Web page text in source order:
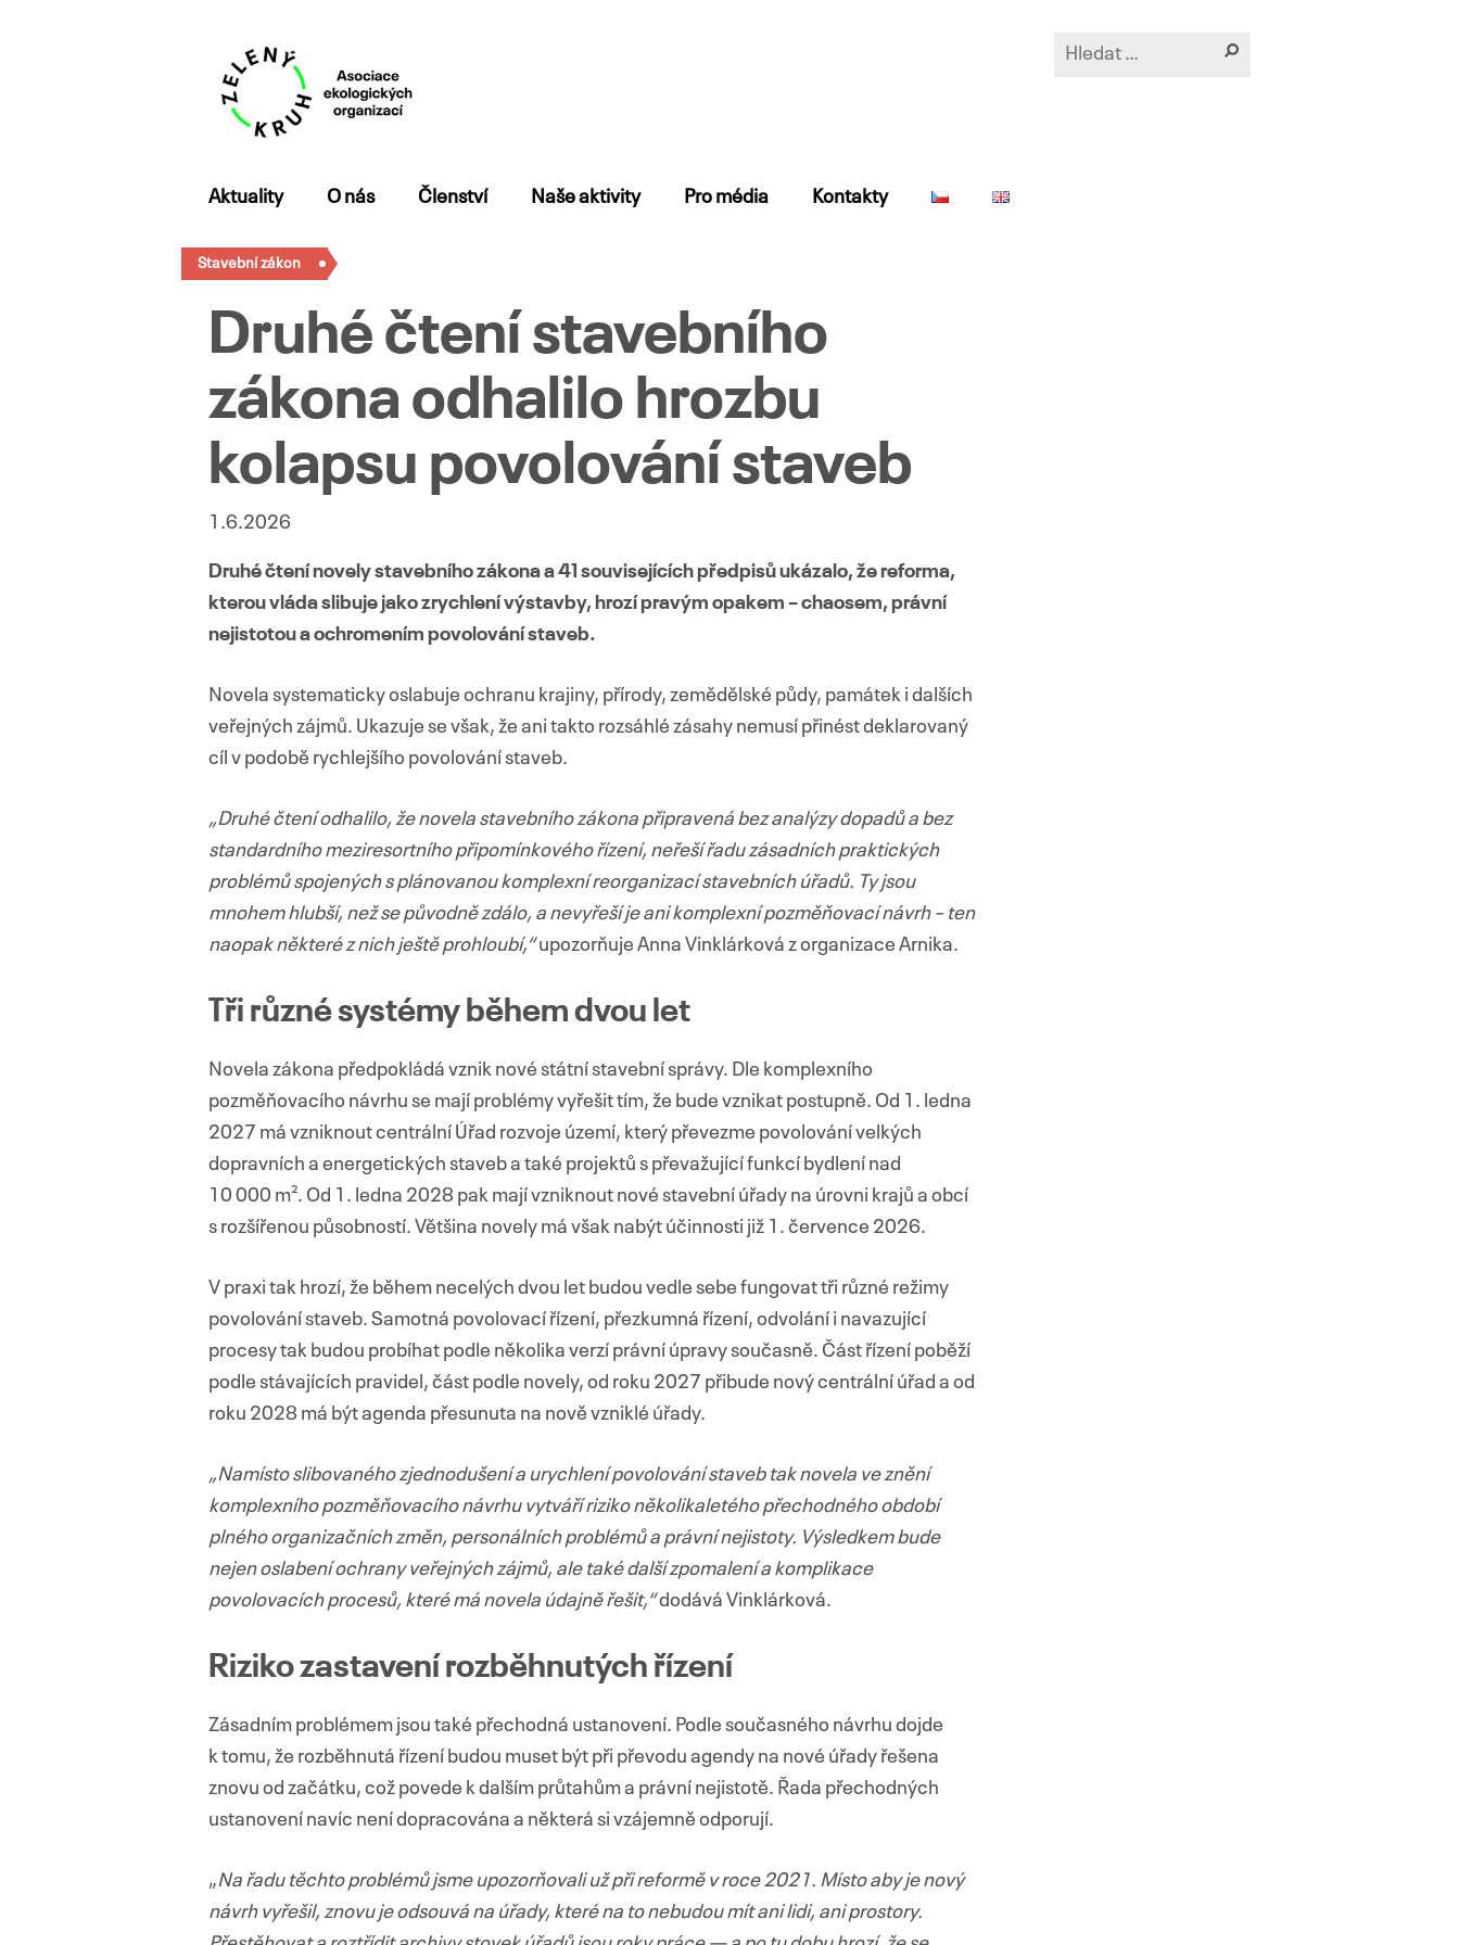
Aktuality O nás Členství Naše aktivity Pro média Kontakty
Přejít
obsahu
webu
Stavební zákon
Druhé čtení stavebního
zákona odhalilo hrozbu
kolapsu povolování staveb
1.6.2026
Druhé čtení novely stavebního zákona a 41 souvisejících předpisů ukázalo, že reforma,
kterou vláda slibuje jako zrychlení výstavby, hrozí pravým opakem – chaosem, právní
nejistotou a ochromením povolování staveb.
Novela systematicky oslabuje ochranu krajiny, přírody, zemědělské půdy, památek i dalších
veřejných zájmů. Ukazuje se však, že ani takto rozsáhlé zásahy nemusí přinést deklarovaný
cíl v podobě rychlejšího povolování staveb.
„Druhé čtení odhalilo, že novela stavebního zákona připravená bez analýzy dopadů a bez
standardního meziresortního připomínkového řízení, neřeší řadu zásadních praktických
problémů spojených s plánovanou komplexní reorganizací stavebních úřadů. Ty jsou
mnohem hlubší, než se původně zdálo, a nevyřeší je ani komplexní pozměňovací návrh – ten
naopak některé z nich ještě prohloubí,“upozorňuje Anna Vinklárková z organizace Arnika.
Tři různé systémy během dvou let
Novela zákona předpokládá vznik nové státní stavební správy. Dle komplexního
pozměňovacího návrhu se mají problémy vyřešit tím, že bude vznikat postupně. Od 1. ledna
2027 má vzniknout centrální Úřad rozvoje území, který převezme povolování velkých
dopravních a energetických staveb a také projektů s převažující funkcí bydlení nad
10 000 m². Od 1. ledna 2028 pak mají vzniknout nové stavební úřady na úrovni krajů a obcí
s rozšířenou působností. Většina novely má však nabýt účinnosti již 1. července 2026.
V praxi tak hrozí, že během necelých dvou let budou vedle sebe fungovat tři různé režimy
povolování staveb. Samotná povolovací řízení, přezkumná řízení, odvolání i navazující
procesy tak budou probíhat podle několika verzí právní úpravy současně. Část řízení poběží
podle stávajících pravidel, část podle novely, od roku 2027 přibude nový centrální úřad a od
roku 2028 má být agenda přesunuta na nově vzniklé úřady.
„Namísto slibovaného zjednodušení a urychlení povolování staveb tak novela ve znění
komplexníhopozměňovacího návrhu vytváří riziko několikaletého přechodného období
plného organizačních změn, personálních problémů a právní nejistoty. Výsledkem bude
nejen oslabení ochrany veřejných zájmů, ale také další zpomalení a komplikace
povolovacích procesů, které má novela údajně řešit,“dodává Vinklárková.
Riziko zastavení rozběhnutých řízení
Zásadním problémem jsou také přechodná ustanovení. Podle současného návrhu dojde
k tomu, že rozběhnutá řízení budou muset být při převodu agendy na nové úřady řešena
znovu od začátku, což povede k dalším průtahům a právní nejistotě. Řada přechodných
ustanovení navíc není dopracována a některá si vzájemně odporují.
„Na řadu těchto problémů jsme upozorňovali už při reformě v roce 2021. Místo aby je nový
návrh vyřešil, znovu je odsouvá na úřady, které na to nebudou mít ani lidi, ani prostory.